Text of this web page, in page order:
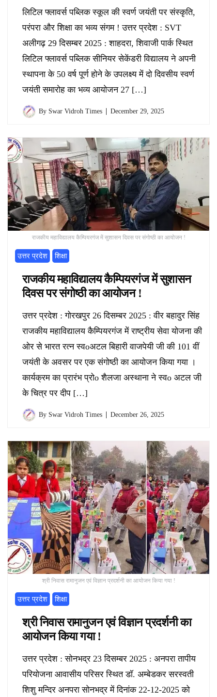
लिटिल फ्लावर्स पब्लिक स्कूल की स्वर्ण जयंती पर संस्कृति,
परंपरा और शिक्षा का भव्य संगम ! उत्तर प्रदेश : SVT
अलीगढ़ 29 दिसम्बर 2025 : शाहदरा, शिवाजी पार्क स्थित
लिटिल फ्लावर्स पब्लिक सीनियर सेकेंडरी विद्यालय ने अपनी
स्थापना के 50 वर्ष पूर्ण होने के उपलक्ष्य में दो दिवसीय स्वर्ण
जयंती समारोह का भव्य आयोजन 27 […]
By Swar Vidroh Times December 29, 2025
राजकीय महाविद्यालय कैम्पियरगंज में सुशासन दिवस पर संगोष्ठी का आयोजन !
उत्तर प्रदेश शिक्षा
राजकीय महाविद्यालय कैम्पियरगंज में सुशासन
दिवस पर संगोष्ठी का आयोजन !
उत्तर प्रदेश : गोरखपुर 26 दिसम्बर 2025 : वीर बहादुर सिंह
राजकीय महाविद्यालय कैम्पियरगंज में राष्ट्रीय सेवा योजना की
ओर से भारत रत्न स्वoअटल बिहारी वाजपेयी जी की 101 वीं
जयंती के अवसर पर एक संगोष्ठी का आयोजन किया गया ।
कार्यक्रम का प्रारंभ प्रोo शैलजा अस्थाना ने स्वo अटल जी
के चित्र पर दीप […]
By Swar Vidroh Times December 26, 2025
श्री निवास रामानुजन एवं विज्ञान प्रदर्शनी का आयोजन किया गया !
उत्तर प्रदेश शिक्षा
श्री निवास रामानुजन एवं विज्ञान प्रदर्शनी का
आयोजन किया गया !
उत्तर प्रदेश : सोनभद्र 23 दिसम्बर 2025 : अनपरा तापीय
परियोजना आवासीय परिसर स्थित डॉ. अम्बेडकर सरस्वती
शिशु मन्दिर अनपरा सोनभद्र में दिनांक 22-12-2025 को